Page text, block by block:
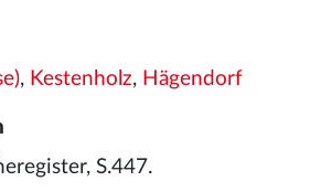
, Kestenholz, Hägendorf
S.447.